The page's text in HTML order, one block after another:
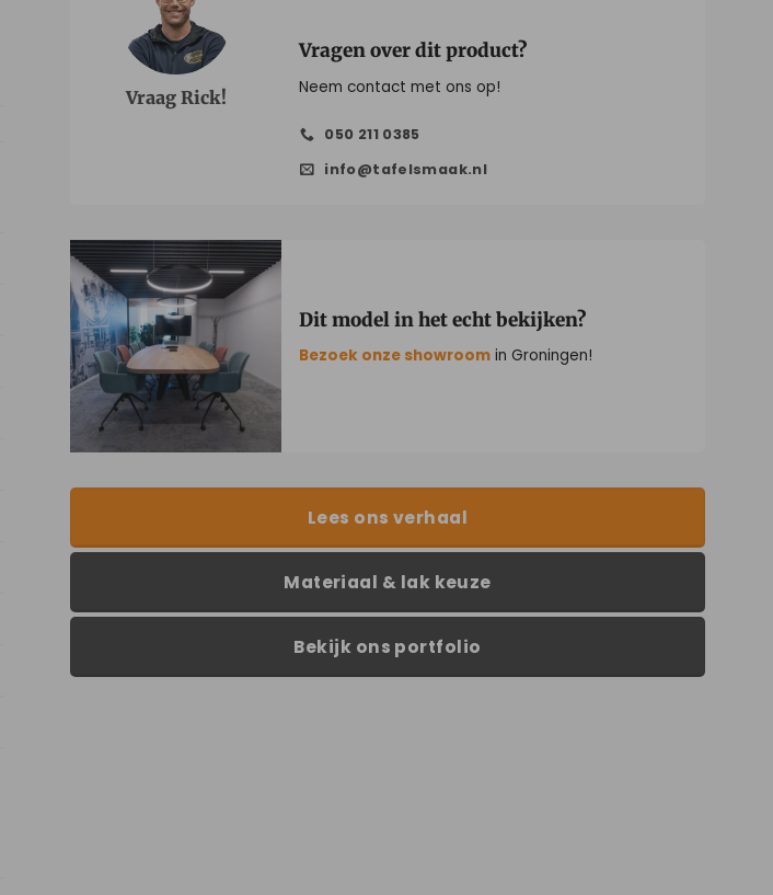
Vraag Rick!
Vragen over dit product?
Neem contact met ons op!
050 211 0385
info@tafelsmaak.nl
Dit model in het echt bekijken?
Bezoek onze showroom in Groningen!
Lees ons verhaal
Materiaal & lak keuze
Bekijk ons portfolio